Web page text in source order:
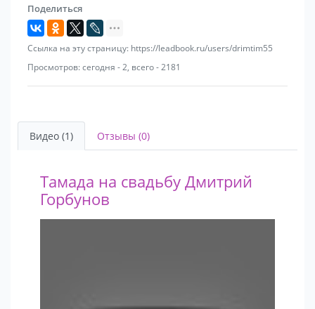
Поделиться
Ссылка на эту страницу: https://leadbook.ru/users/drimtim55
Просмотров: сегодня - 2, всего - 2181
Видео (1) Отзывы (0)
Тамада на свадьбу Дмитрий
Горбунов